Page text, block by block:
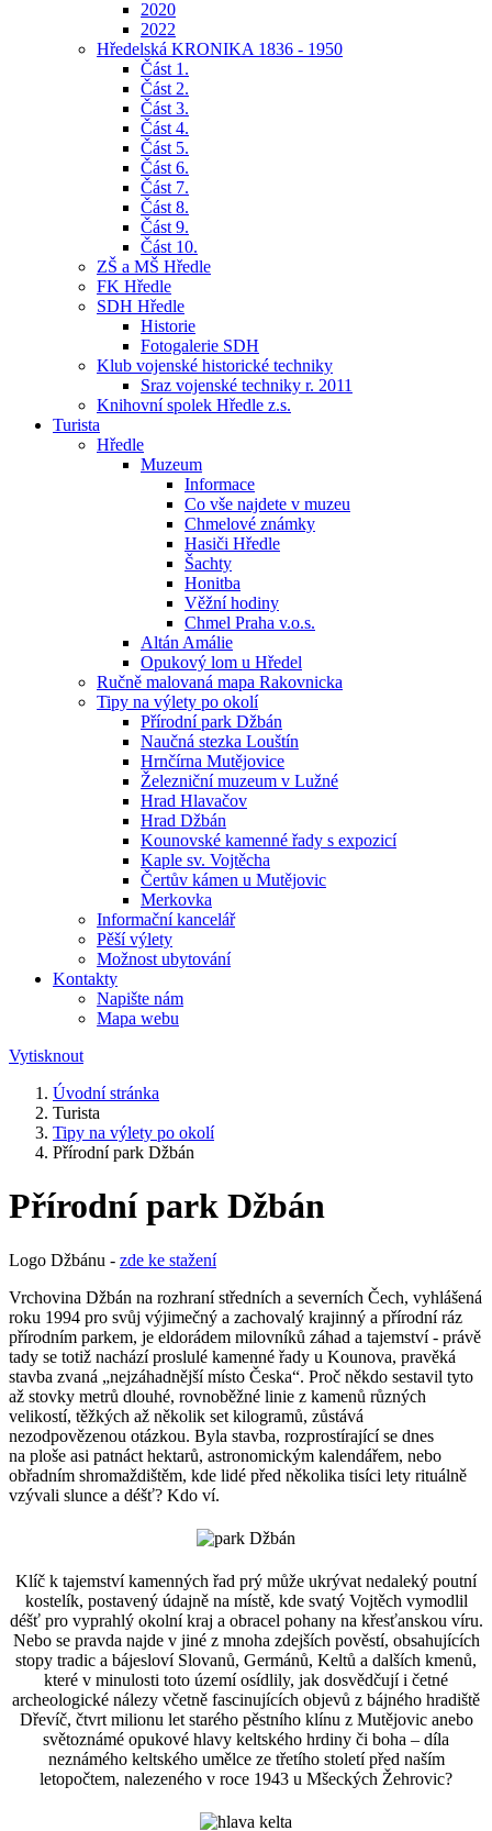
2020
2022
Hředelská KRONIKA 1836 - 1950
Část 1.
Část 2.
Část 3.
Část 4.
Část 5.
Část 6.
Část 7.
Část 8.
Část 9.
Část 10.
ZŠ a MŠ Hředle
FK Hředle
SDH Hředle
Historie
Fotogalerie SDH
Klub vojenské historické techniky
Sraz vojenské techniky r. 2011
Knihovní spolek Hředle z.s.
Turista
Hředle
Muzeum
Informace
Co vše najdete v muzeu
Chmelové známky
Hasiči Hředle
Šachty
Honitba
Věžní hodiny
Chmel Praha v.o.s.
Altán Amálie
Opukový lom u Hředel
Ručně malovaná mapa Rakovnicka
Tipy na výlety po okolí
Přírodní park Džbán
Naučná stezka Louštín
Hrnčírna Mutějovice
Železniční muzeum v Lužné
Hrad Hlavačov
Hrad Džbán
Kounovské kamenné řady s expozicí
Kaple sv. Vojtěcha
Čertův kámen u Mutějovic
Merkovka
Informační kancelář
Pěší výlety
Možnost ubytování
Kontakty
Napište nám
Mapa webu
Vytisknout
Úvodní stránka
Turista
Tipy na výlety po okolí
Přírodní park Džbán
Přírodní park Džbán
Logo Džbánu - zde ke stažení
Vrchovina Džbán na rozhraní středních a severních Čech, vyhlášená
roku 1994 pro svůj výjimečný a zachovalý krajinný a přírodní ráz
přírodním parkem, je eldorádem milovníků záhad a tajemství - právě
tady se totiž nachází proslulé kamenné řady u Kounova, pravěká
stavba zvaná „nejzáhadnější místo Česka“. Proč někdo sestavil tyto
až stovky metrů dlouhé, rovnoběžné linie z kamenů různých
velikostí, těžkých až několik set kilogramů, zůstává
nezodpovězenou otázkou. Byla stavba, rozprostírající se dnes
na ploše asi patnáct hektarů, astronomickým kalendářem, nebo
obřadním shromaždištěm, kde lidé před několika tisíci lety rituálně
vzývali slunce a déšť? Kdo ví.
Klíč k tajemství kamenných řad prý může ukrývat nedaleký poutní
kostelík, postavený údajně na místě, kde svatý Vojtěch vymodlil
déšť pro vyprahlý okolní kraj a obracel pohany na křesťanskou víru.
Nebo se pravda najde v jiné z mnoha zdejších pověstí, obsahujících
stopy tradic a bájesloví Slovanů, Germánů, Keltů a dalších kmenů,
které v minulosti toto území osídlily, jak dosvědčují i četné
archeologické nálezy včetně fascinujících objevů z bájného hradiště
Dřevíč, čtvrt milionu let starého pěstního klínu z Mutějovic anebo
světoznámé opukové hlavy keltského hrdiny či boha – díla
neznámého keltského umělce ze třetího století před naším
letopočtem, nalezeného v roce 1943 u Mšeckých Žehrovic?